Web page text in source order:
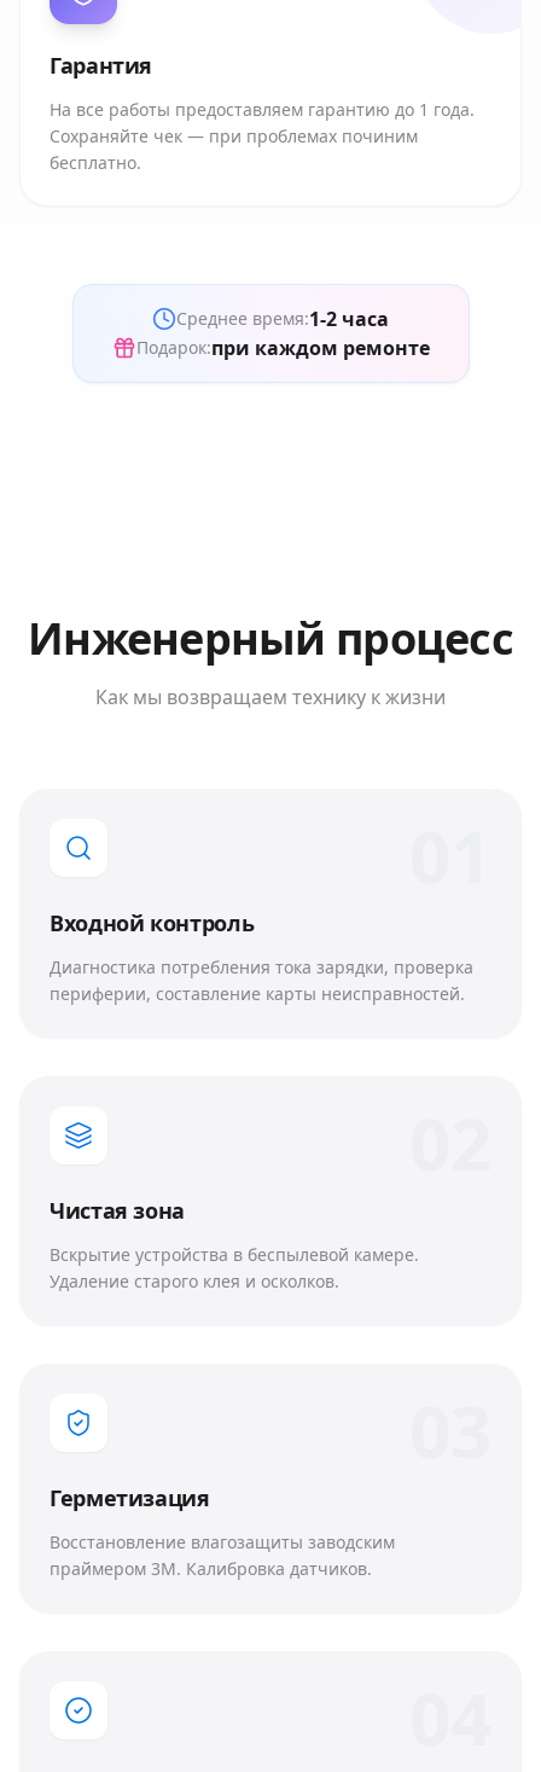
Гарантия
На все работы предоставляем гарантию до 1 года.
Сохраняйте чек — при проблемах починим
бесплатно.
Среднее время:1-2 часа
Подарок:при каждом ремонте
Инженерный процесс
Как мы возвращаем технику к жизни
Входной контроль
Диагностика потребления тока зарядки, проверка
периферии, составление карты неисправностей.
Чистая зона
Вскрытие устройства в беспылевой камере.
Удаление старого клея и осколков.
Герметизация
Восстановление влагозащиты заводским
праймером 3M. Калибровка датчиков.